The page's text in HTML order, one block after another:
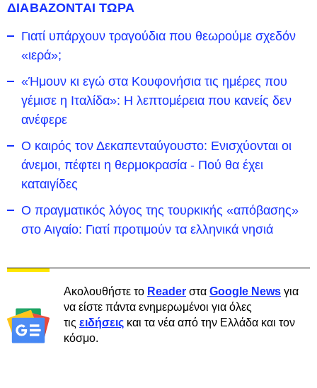
ΔΙΑΒΑΖΟΝΤΑΙ ΤΩΡΑ
Γιατί υπάρχουν τραγούδια που θεωρούμε σχεδόν
«ιερά»;
«Ήμουν κι εγώ στα Κουφονήσια τις ημέρες που
γέμισε η Ιταλίδα»: Η λεπτομέρεια που κανείς δεν
ανέφερε
Ο καιρός τον Δεκαπενταύγουστο: Ενισχύονται οι
άνεμοι, πέφτει η θερμοκρασία - Πού θα έχει
καταιγίδες
Ο πραγματικός λόγος της τουρκικής «απόβασης»
στο Αιγαίο: Γιατί προτιμούν τα ελληνικά νησιά
Ακολουθήστε το Reader στα Google News για
να είστε πάντα ενημερωμένοι για όλες
τις ειδήσεις και τα νέα από την Ελλάδα και τον
κόσμο.